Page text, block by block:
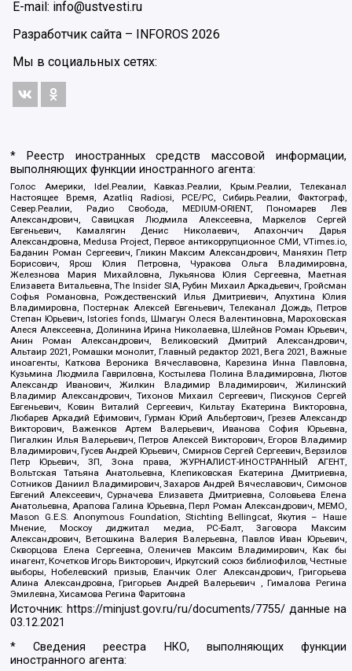
E-mail: info@ustvesti.ru
Разработчик сайта –
INFOROS 2026
Мы в социальных сетях:
* Реестр иностранных средств массовой информации,
выполняющих функции иностранного агента:
Голос Америки, Idel.Реалии, Кавказ.Реалии, Крым.Реалии, Телеканал
Настоящее Время, Azatliq Radiosi, PCE/PC, Сибирь.Реалии, Фактограф,
Север.Реалии, Радио Свобода, MEDIUM-ORIENT, Пономарев Лев
Александрович, Савицкая Людмила Алексеевна, Маркелов Сергей
Евгеньевич, Камалягин Денис Николаевич, Апахончич Дарья
Александровна, Medusa Project, Первое антикоррупционное СМИ, VTimes.io,
Баданин Роман Сергеевич, Гликин Максим Александрович, Маняхин Петр
Борисович, Ярош Юлия Петровна, Чуракова Ольга Владимировна,
Железнова Мария Михайловна, Лукьянова Юлия Сергеевна, Маетная
Елизавета Витальевна, The Insider SIA, Рубин Михаил Аркадьевич, Гройсман
Софья Романовна, Рождественский Илья Дмитриевич, Апухтина Юлия
Владимировна, Постернак Алексей Евгеньевич, Телеканал Дождь, Петров
Степан Юрьевич, Istories fonds, Шмагун Олеся Валентиновна, Мароховская
Алеся Алексеевна, Долинина Ирина Николаевна, Шлейнов Роман Юрьевич,
Анин Роман Александрович, Великовский Дмитрий Александрович,
Альтаир 2021, Ромашки монолит, Главный редактор 2021, Вега 2021, Важные
иноагенты, Каткова Вероника Вячеславовна, Карезина Инна Павловна,
Кузьмина Людмила Гавриловна, Костылева Полина Владимировна, Лютов
Александр Иванович, Жилкин Владимир Владимирович, Жилинский
Владимир Александрович, Тихонов Михаил Сергеевич, Пискунов Сергей
Евгеньевич, Ковин Виталий Сергеевич, Кильтау Екатерина Викторовна,
Любарев Аркадий Ефимович, Гурман Юрий Альбертович, Грезев Александр
Викторович, Важенков Артем Валерьевич, Иванова София Юрьевна,
Пигалкин Илья Валерьевич, Петров Алексей Викторович, Егоров Владимир
Владимирович, Гусев Андрей Юрьевич, Смирнов Сергей Сергеевич, Верзилов
Петр Юрьевич, ЗП, Зона права, ЖУРНАЛИСТ-ИНОСТРАННЫЙ АГЕНТ,
Вольтская Татьяна Анатольевна, Клепиковская Екатерина Дмитриевна,
Сотников Даниил Владимирович, Захаров Андрей Вячеславович, Симонов
Евгений Алексеевич, Сурначева Елизавета Дмитриевна, Соловьева Елена
Анатольевна, Арапова Галина Юрьевна, Перл Роман Александрович, МЕМО,
Mason G.E.S. Anonymous Foundation, Stichting Bellingcat, Якутия – Наше
Мнение, Москоу диджитал медиа, РС-Балт, Заговора Максим
Александрович, Ветошкина Валерия Валерьевна, Павлов Иван Юрьевич,
Скворцова Елена Сергеевна, Оленичев Максим Владимирович, Как бы
инагент, Кочетков Игорь Викторович, Иркутский союз библиофилов, Честные
выборы, Нобелевский призыв, Еланчик Олег Александрович, Григорьева
Алина Александровна, Григорьев Андрей Валерьевич , Гималова Регина
Эмилевна, Хисамова Регина Фаритовна
Источник: https://minjust.gov.ru/ru/documents/7755/ данные на
03.12.2021
* Сведения реестра НКО, выполняющих функции
иностранного агента: